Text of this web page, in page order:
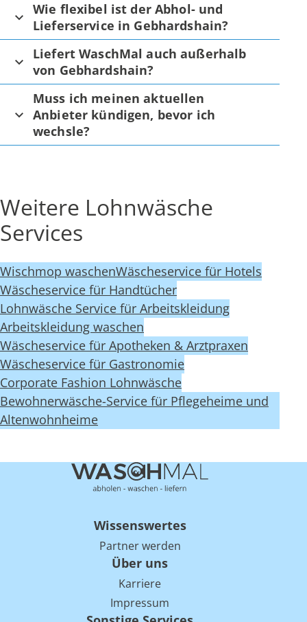
Wie flexibel ist der Abhol- und
Lieferservice in Gebhardshain?
Liefert WaschMal auch außerhalb
von Gebhardshain?
Muss ich meinen aktuellen
Anbieter kündigen, bevor ich
wechsle?
Weitere Lohnwäsche
Services
Wischmop waschenWäscheservice für Hotels
Wäscheservice für Handtücher
Lohnwäsche Service für Arbeitskleidung
Arbeitskleidung waschen
Wäscheservice für Apotheken & Arztpraxen
Wäscheservice für Gastronomie
Corporate Fashion Lohnwäsche
Bewohnerwäsche-Service für Pflegeheime und
Altenwohnheime
Wissenswertes
Partner werden
Über uns
Karriere
Impressum